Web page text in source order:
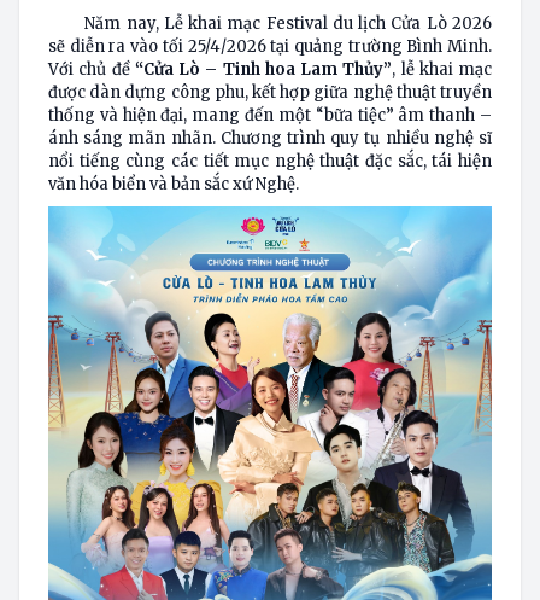
Năm nay, Lễ khai mạc Festival du lịch Cửa Lò 2026
sẽ diễn ra vào tối 25/4/2026 tại quảng trường Bình Minh.
Với chủ đề “Cửa Lò – Tinh hoa Lam Thủy”, lễ khai mạc
được dàn dựng công phu, kết hợp giữa nghệ thuật truyền
thống và hiện đại, mang đến một “bữa tiệc” âm thanh –
ánh sáng mãn nhãn. Chương trình quy tụ nhiều nghệ sĩ
nổi tiếng cùng các tiết mục nghệ thuật đặc sắc, tái hiện
văn hóa biển và bản sắc xứ Nghệ.